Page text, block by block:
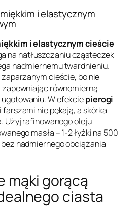
i elastycznym
i elastycznym cieście
na natłuszczaniu cząsteczek
nadmiernemu twardnieniu.
zaparzanym cieście, bo nie
zapewniając równomierną
W efekciepierogi
nie pękają, a skórka
Użyj rafinowanego oleju
masła – 1-2 łyżki na 500
nadmiernego obciążania
mąki gorącą
ciasta